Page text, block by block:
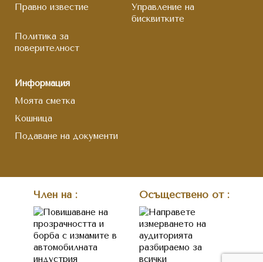
Правно известие
Управление на
бисквитките
Политика за
поверителност
Информация
Моята сметка
Кошница
Подаване на документи
Член на : Осъществено от :